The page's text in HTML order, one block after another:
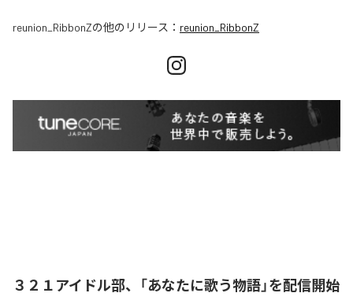
reunion_RibbonZの他のリリース： reunion_RibbonZ
３２１アイドル部、「あなたに歌う物語」を配信開始